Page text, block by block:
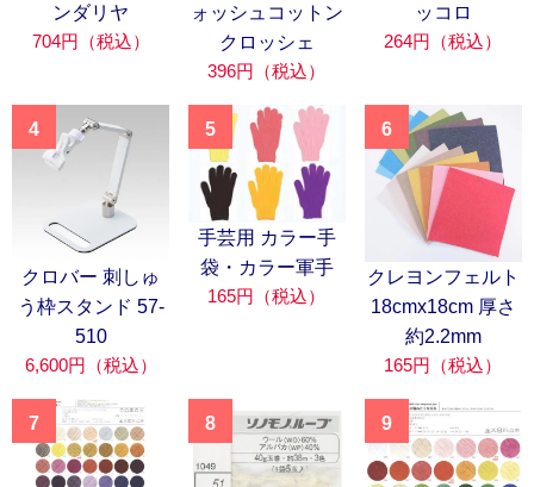
ンダリヤ
704円（税込）
ォッシュコットン
クロッシェ
396円（税込）
ッコロ
264円（税込）
4
クロバー 刺しゅ
う枠スタンド 57-
510
6,600円（税込）
5
手芸用 カラー手
袋・カラー軍手
165円（税込）
6
クレヨンフェルト
18cmx18cm 厚さ
約2.2mm
165円（税込）
7 8 9